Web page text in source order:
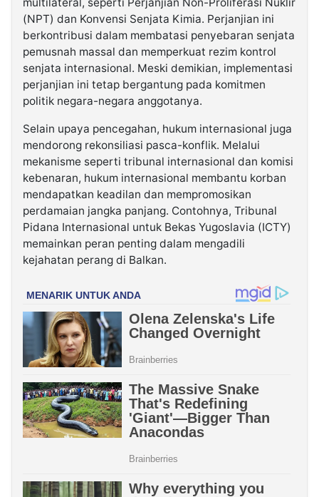
(NPT) dan Konvensi Senjata Kimia. Perjanjian ini
berkontribusi dalam membatasi penyebaran senjata
pemusnah massal dan memperkuat rezim kontrol
senjata internasional. Meski demikian, implementasi
perjanjian ini tetap bergantung pada komitmen
politik negara-negara anggotanya.
Selain upaya pencegahan, hukum internasional juga
mendorong rekonsiliasi pasca-konflik. Melalui
mekanisme seperti tribunal internasional dan komisi
kebenaran, hukum internasional membantu korban
mendapatkan keadilan dan mempromosikan
perdamaian jangka panjang. Contohnya, Tribunal
Pidana Internasional untuk Bekas Yugoslavia (ICTY)
memainkan peran penting dalam mengadili
kejahatan perang di Balkan.